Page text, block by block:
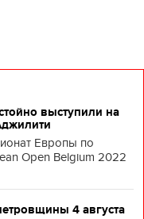
выступили на
Европы по
Open Belgium 2022
4 августа